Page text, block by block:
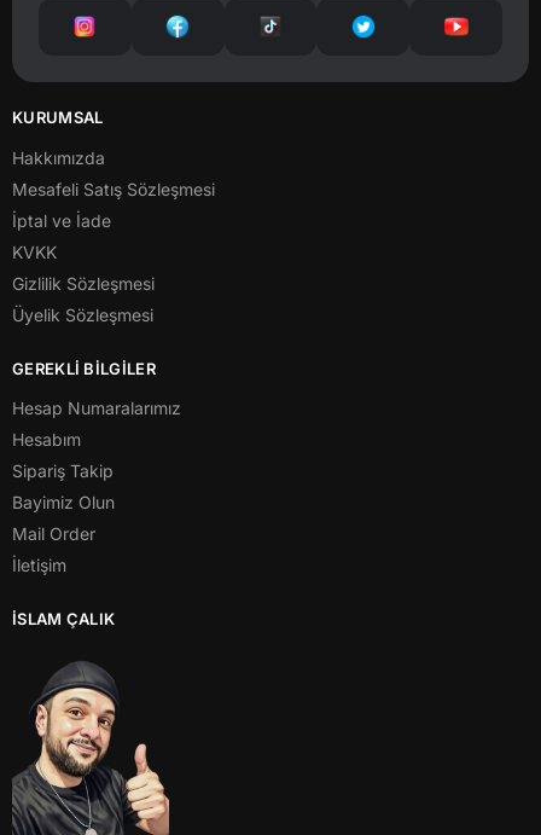
KURUMSAL
Hakkımızda
Mesafeli Satış Sözleşmesi
İptal ve İade
KVKK
Gizlilik Sözleşmesi
Üyelik Sözleşmesi
GEREKLİ BİLGİLER
Hesap Numaralarımız
Hesabım
Sipariş Takip
Bayimiz Olun
Mail Order
İletişim
İSLAM ÇALIK